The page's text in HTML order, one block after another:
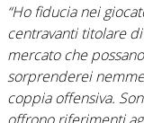
“Ho fiducia nei
centravanti titolare
mercato che
sorprenderei
coppia offensiva.